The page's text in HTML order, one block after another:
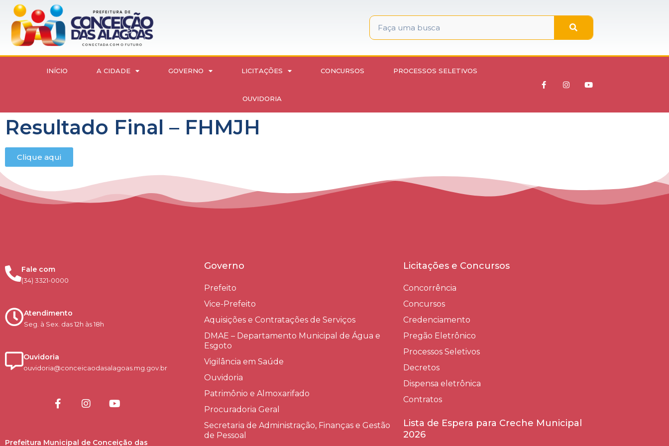
INÍCIO A CIDADE GOVERNO LICITAÇÕES CONCURSOS PROCESSOS SELETIVOS
OUVIDORIA
Resultado Final – FHMJH
Clique aqui
Fale com
(34) 3321-0000
Atendimento
Seg. à Sex. das 12h às 18h
Ouvidoria
ouvidoria@conceicaodasalagoas.mg.gov.br
Prefeitura Municipal de Conceição das
Governo
Prefeito
Vice-Prefeito
Aquisições e Contratações de Serviços​
DMAE – Departamento Municipal de Água e
Esgoto
Vigilância em Saúde
Ouvidoria
Patrimônio e Almoxarifado
Procuradoria Geral
Secretaria de Administração, Finanças e Gestão
de Pessoal
Licitações e Concursos
Concorrência
Concursos
Credenciamento
Pregão Eletrônico
Processos Seletivos
Decretos
Dispensa eletrônica
Contratos
Lista de Espera para Creche Municipal
2026